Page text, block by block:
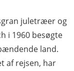
juletræer og
i 1960 besøgte
land.
af rejsen, har